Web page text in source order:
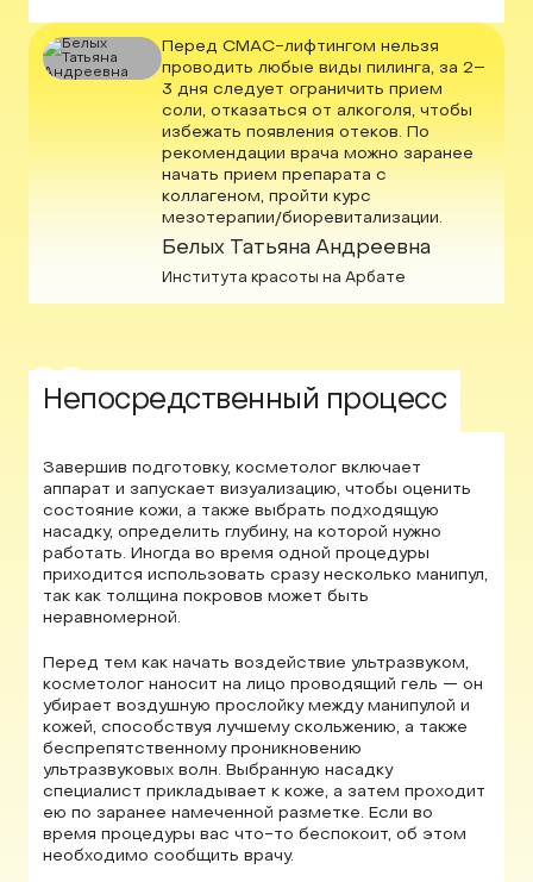
Перед СМАС-лифтингом нельзя
проводить любые виды пилинга, за 2–
3 дня следует ограничить прием
соли, отказаться от алкоголя, чтобы
избежать появления отеков. По
рекомендации врача можно заранее
начать прием препарата с
коллагеном, пройти курс
мезотерапии/биоревитализации.
Белых Татьяна Андреевна
Института красоты на Арбате
02
Непосредственный процесс
Завершив подготовку, косметолог включает
аппарат и запускает визуализацию, чтобы оценить
состояние кожи, а также выбрать подходящую
насадку, определить глубину, на которой нужно
работать. Иногда во время одной процедуры
приходится использовать сразу несколько манипул,
так как толщина покровов может быть
неравномерной.
Перед тем как начать воздействие ультразвуком,
косметолог наносит на лицо проводящий гель — он
убирает воздушную прослойку между манипулой и
кожей, способствуя лучшему скольжению, а также
беспрепятственному проникновению
ультразвуковых волн. Выбранную насадку
специалист прикладывает к коже, а затем проходит
ею по заранее намеченной разметке. Если во
время процедуры вас что-то беспокоит, об этом
необходимо сообщить врачу.